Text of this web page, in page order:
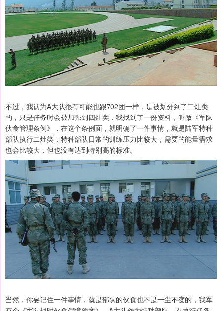
不过，我认为A大队很有可能也跟702团一样，是被划分到了二灶类
的，只是任务时会被加强到四灶类，我找到了一份资料，叫做《军队
伙食管理条例》，在这个条例面，就明确了一件事情，就是陆军特种
部队执行二灶类，特种部队日常的训练压力比较大，需要的能量需求
也会比较大，但也没有达到特别高的标准。
当然，你要记住一件事情，就是部队的伙食也不是一尘不变的，我军